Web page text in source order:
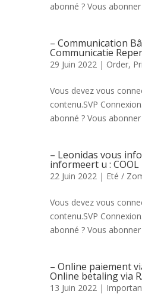
abonné ? Vous abonner
– Communication
Communicatie
29 Juin 2022 | Order,
Vous devez vous
contenu.SVP
abonné ? Vous abonner
– Leonidas vous
informeert u : COOL
22 Juin 2022 | Eté /
Vous devez vous
contenu.SVP
abonné ? Vous abonner
– Online paiement
Online betaling via
13 Juin 2022 |